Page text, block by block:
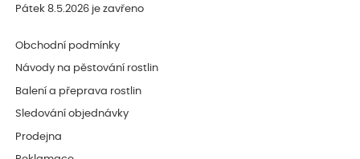
Pátek 8.5.2026 je zavřeno
Obchodní podmínky
Návody na pěstování rostlin
Balení a přeprava rostlin
Sledování objednávky
Prodejna